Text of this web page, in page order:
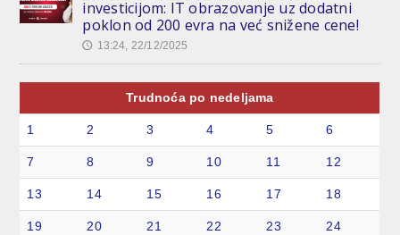
investicijom: IT obrazovanje uz dodatni
poklon od 200 evra na već snižene cene!
🕔 13:24, 22/12/2025
Trudnoća po nedeljama
1 2 3 4 5 6
7 8 9 10 11 12
13 14 15 16 17 18
19 20 21 22 23 24